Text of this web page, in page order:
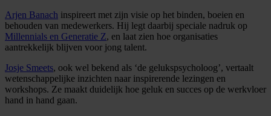
Arjen Banach inspireert met zijn visie op het binden, boeien en
behouden van medewerkers. Hij legt daarbij speciale nadruk op
Millennials en Generatie Z, en laat zien hoe organisaties
aantrekkelijk blijven voor jong talent.
Josje Smeets, ook wel bekend als ‘de gelukspsycholoog’, vertaalt
wetenschappelijke inzichten naar inspirerende lezingen en
workshops. Ze maakt duidelijk hoe geluk en succes op de werkvloer
hand in hand gaan.